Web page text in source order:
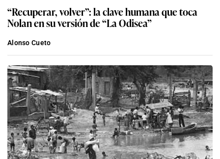
“Recuperar, volver”: la clave humana que toca
Nolan en su versión de “La Odisea”
Alonso Cueto